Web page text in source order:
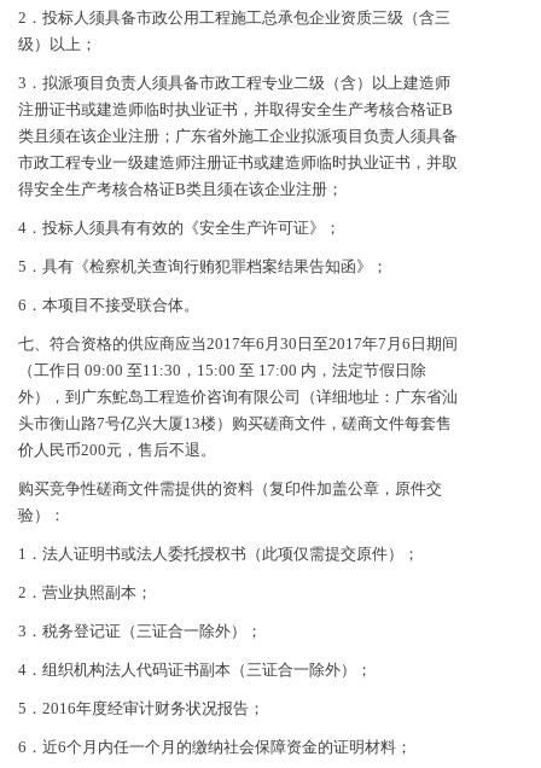
2．投标人须具备市政公用工程施工总承包企业资质三级（含三
级）以上；
3．拟派项目负责人须具备市政工程专业二级（含）以上建造师
注册证书或建造师临时执业证书，并取得安全生产考核合格证B
类且须在该企业注册；广东省外施工企业拟派项目负责人须具备
市政工程专业一级建造师注册证书或建造师临时执业证书，并取
得安全生产考核合格证B类且须在该企业注册；
4．投标人须具有有效的《安全生产许可证》；
5．具有《检察机关查询行贿犯罪档案结果告知函》；
6．本项目不接受联合体。
七、符合资格的供应商应当2017年6月30日至2017年7月6日期间
（工作日 09:00 至11:30，15:00 至 17:00 内，法定节假日除
外），到广东鮀岛工程造价咨询有限公司（详细地址：广东省汕
头市衡山路7号亿兴大厦13楼）购买磋商文件，磋商文件每套售
价人民币200元，售后不退。
购买竞争性磋商文件需提供的资料（复印件加盖公章，原件交
验）：
1．法人证明书或法人委托授权书（此项仅需提交原件）；
2．营业执照副本；
3．税务登记证（三证合一除外）；
4．组织机构法人代码证书副本（三证合一除外）；
5．2016年度经审计财务状况报告；
6．近6个月内任一个月的缴纳社会保障资金的证明材料；